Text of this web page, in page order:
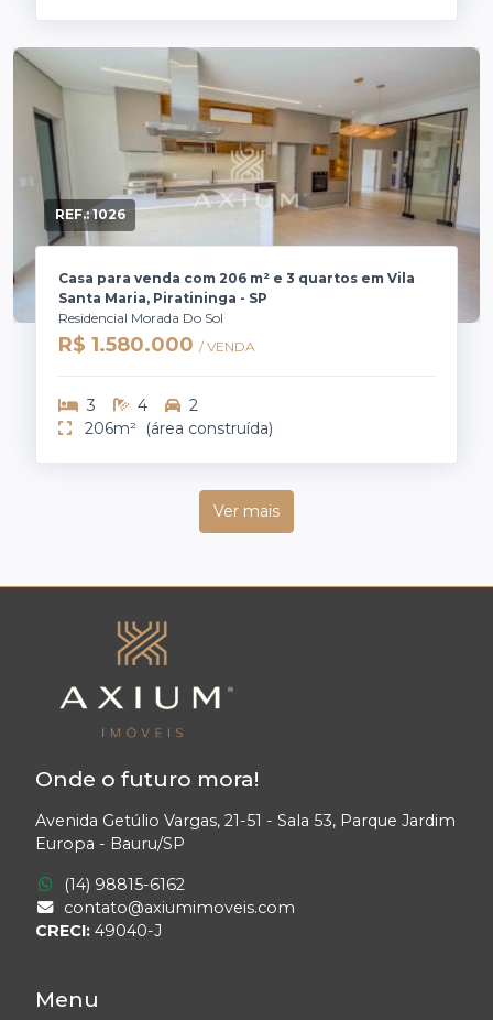
REF.:1026
Casa para venda com 206 m² e 3 quartos em Vila
Santa Maria, Piratininga - SP
Residencial Morada Do Sol
R$ 1.580.000 / VENDA
3 4
2
206m²
(área construída)
Ver mais
Onde o futuro mora!
Avenida Getúlio Vargas, 21-51 - Sala 53, Parque Jardim
Europa - Bauru/SP
(14) 98815-6162
contato@axiumimoveis.com
CRECI: 49040-J
Menu